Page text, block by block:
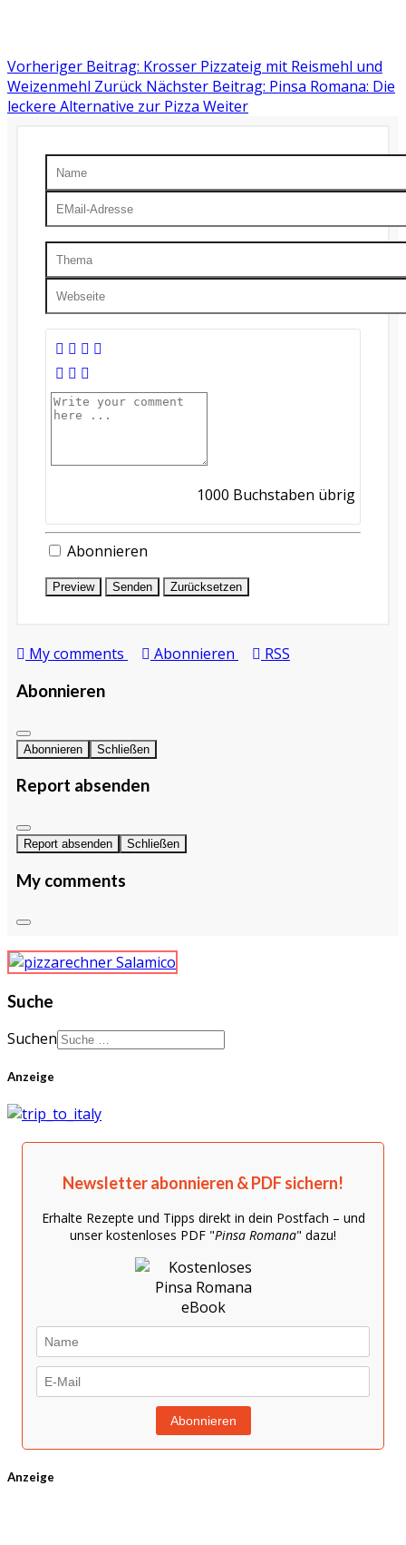
Vorheriger Beitrag: Krosser Pizzateig mit Reismehl und
Weizenmehl Zurück Nächster Beitrag: Pinsa Romana: Die
leckere Alternative zur Pizza Weiter
1000 Buchstaben übrig
Abonnieren
Preview Senden Zurücksetzen
My comments Abonnieren
RSS
Abonnieren
Abonnieren Schließen
Report absenden
Report absenden Schließen
My comments
Suche
Suchen
Anzeige
Newsletter abonnieren & PDF sichern!
Erhalte Rezepte und Tipps direkt in dein Postfach – und
unser kostenloses PDF "Pinsa Romana" dazu!
Anzeige